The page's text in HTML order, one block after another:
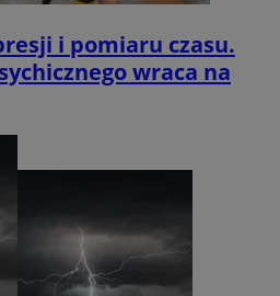
i pomiaru czasu.
wraca na